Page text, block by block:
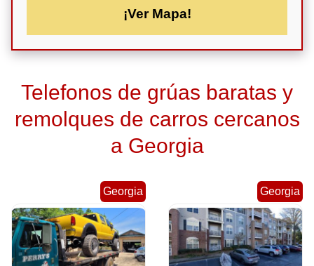
¡Ver Mapa!
Telefonos de grúas baratas y
remolques de carros cercanos
a Georgia
Georgia Georgia